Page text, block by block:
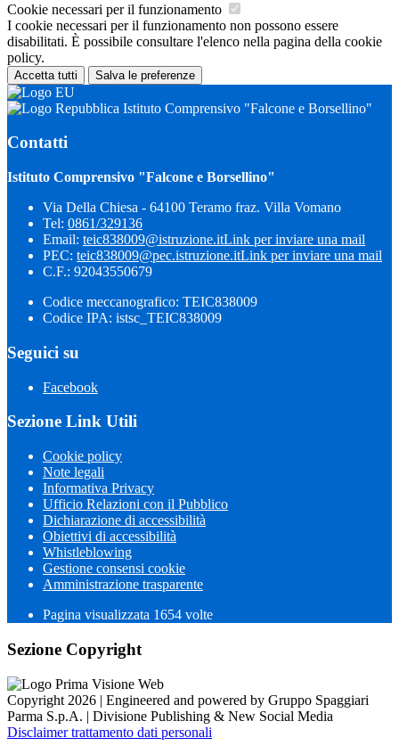
Cookie necessari per il funzionamento
I cookie necessari per il funzionamento non possono essere
disabilitati. È possibile consultare l'elenco nella pagina della cookie
policy.
Accetta tutti Salva le preferenze
Istituto Comprensivo "Falcone e Borsellino"
Contatti
Istituto Comprensivo "Falcone e Borsellino"
Via Della Chiesa - 64100 Teramo fraz. Villa Vomano
Tel: 0861/329136
Email: teic838009@istruzione.itLink per inviare una mail
PEC: teic838009@pec.​istruzione.itLink per inviare una mail
C.F.: 92043550679
Codice meccanografico: TEIC838009
Codice IPA: istsc_TEIC838009
Seguici su
Facebook
Sezione Link Utili
Cookie policy
Note legali
Informativa Privacy
Ufficio Relazioni con il Pubblico
Dichiarazione di accessibilità
Obiettivi di accessibilità
Whistleblowing
Gestione consensi cookie
Amministrazione trasparente
Pagina visualizzata 1654 volte
Sezione Copyright
Copyright 2026 | Engineered and powered by Gruppo Spaggiari
Parma S.p.A. | Divisione Publishing & New Social Media
Disclaimer trattamento dati personali